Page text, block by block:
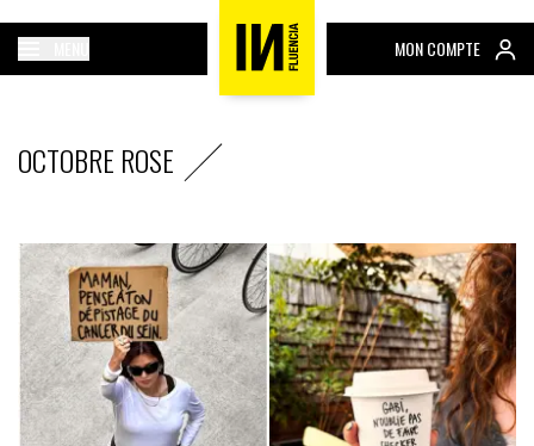
MON COMPTE
OCTOBRE ROSE